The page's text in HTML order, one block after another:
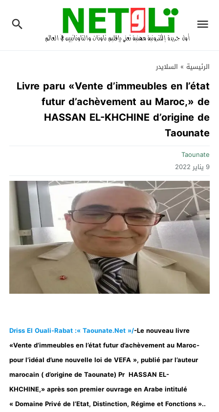
الرئيسية » السلايدر
Livre paru «Vente d’immeubles en l’état
futur d’achèvement au Maroc,» de
HASSAN EL-KHCHINE d’origine de
Taounate
Taounate
9 يناير 2022
Driss El Ouali-Rabat :« Taounate.Net »/-Le nouveau livre
«Vente d’immeubles en l’état futur d’achèvement au Maroc-
pour l’idéal d’une nouvelle loi de VEFA », publié par l’auteur
marocain ( d’origine de Taounate) Pr HASSAN EL-
KHCHINE,» après son premier ouvrage en Arabe intitulé
« Domaine Privé de l’Etat, Distinction, Régime et Fonctions »..